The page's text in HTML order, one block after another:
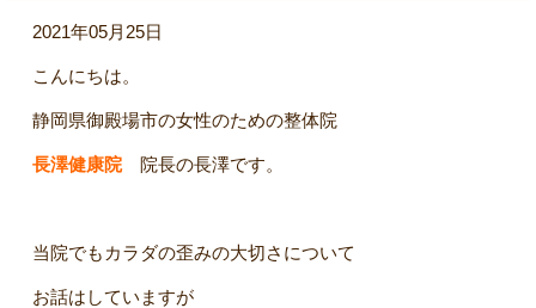
2021年05月25日
こんにちは。
静岡県御殿場市の女性のための整体院
長澤健康院院長の長澤です。
当院でもカラダの歪みの大切さについて
お話はしていますが